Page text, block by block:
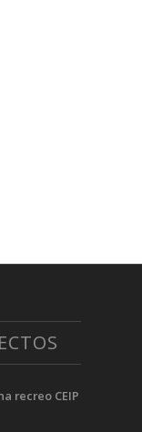
recreo CEIP